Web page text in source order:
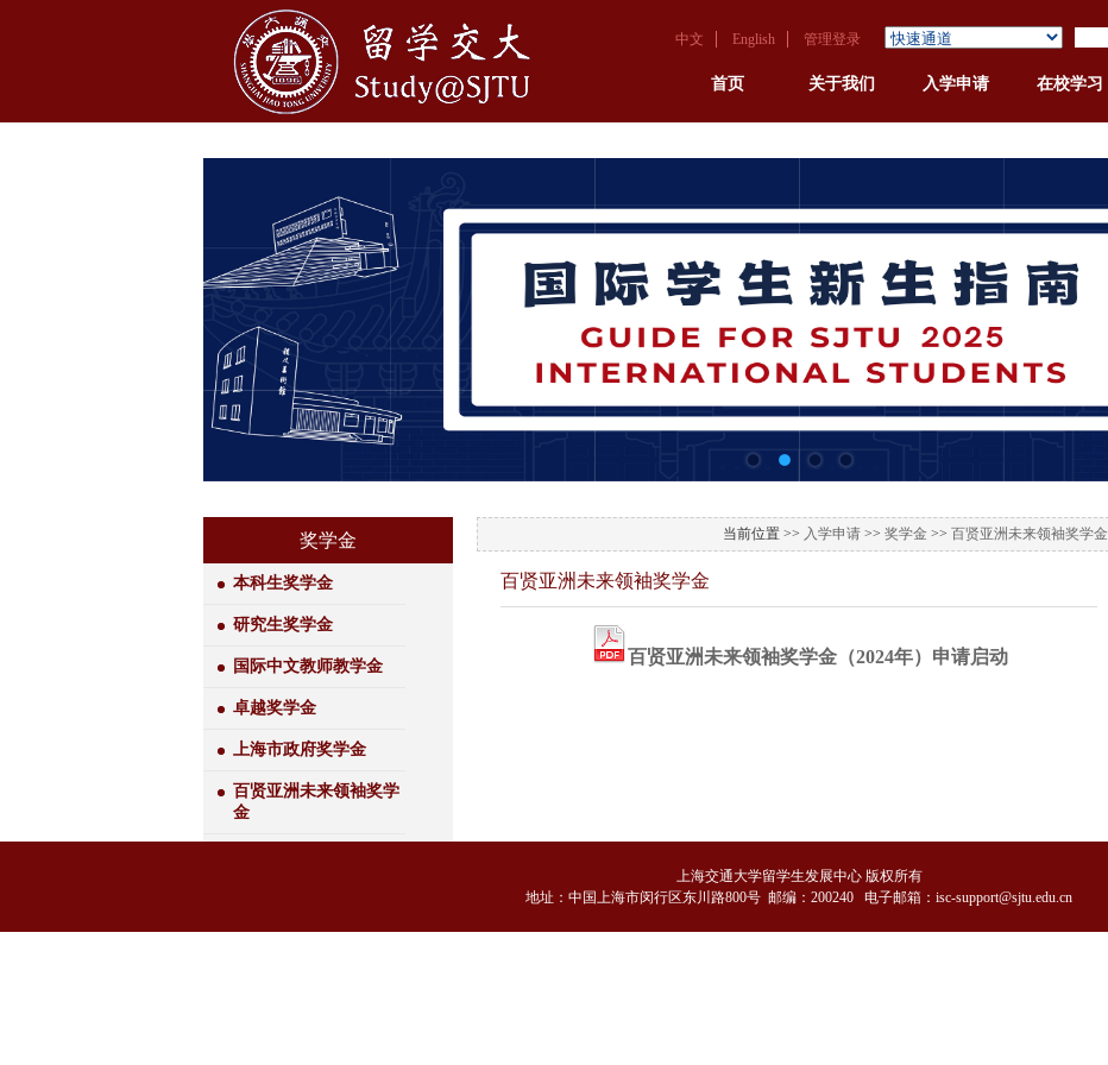
中文 English 管理登录
首页 关于我们 入学申请 在校学习
奖学金
本科生奖学金
研究生奖学金
国际中文教师教学金
卓越奖学金
上海市政府奖学金
百贤亚洲未来领袖奖学
金
当前位置 >> 入学申请 >> 奖学金 >> 百贤亚洲未来领袖奖学金
百贤亚洲未来领袖奖学金
百贤亚洲未来领袖奖学金（2024年）申请启动
上海交通大学留学生发展中心 版权所有
地址：中国上海市闵行区东川路800号 邮编：200240 电子邮箱：isc-support@sjtu.edu.cn